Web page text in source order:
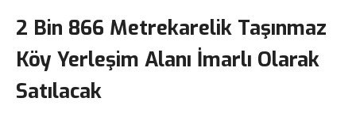
2 Bin 866 Metrekarelik Taşınmaz
Köy Yerleşim Alanı İmarlı Olarak
Satılacak